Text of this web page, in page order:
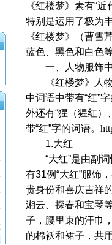
《红楼梦》素有“
特别是运用了极为
《红楼梦》（曹雪
蓝色、黑色和白色
一、人物服饰中
《红楼梦》人物
中词语中带有“红”
外还有“猩（猩红）
带“红”字的词语。
1.大红
“大红”是由副词
有31例“大红”服饰
贵身份和喜庆吉祥
湘云、探春和宝琴
子，腰里束的汗巾
的棉袄和裙子，共